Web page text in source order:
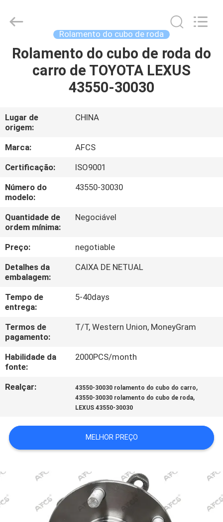
PARA
CASA
VÍDEOS
SOBRE
NÓS
VISITA
À
FÁBRICA
CONTROLE
DE
QUALIDADE
CONTACTE-
NOS
NOTÍCIAS
SOLICITAR
ORÇAMENTO
MAPA
DO
SITE
SPARE
PARTS
Rights
Reserved.
Rolamento do cubo de roda
Rolamento do cubo de roda do
carro de TOYOTA LEXUS
43550-30030
Lugar de
origem:
CHINA
Marca:
AFCS
Certificação:
ISO9001
Número do
modelo:
43550-30030
Quantidade de
ordem mínima:
Negociável
Preço:
negotiable
Detalhes da
embalagem:
CAIXA DE NETUAL
Tempo de
entrega:
5-40days
Termos de
pagamento:
T/T, Western Union, MoneyGram
Habilidade da
fonte:
2000PCS/month
Realçar: 43550-30030 rolamento do cubo do carro,
43550-30030 rolamento do cubo de roda,
LEXUS 43550-30030
MELHOR PREÇO